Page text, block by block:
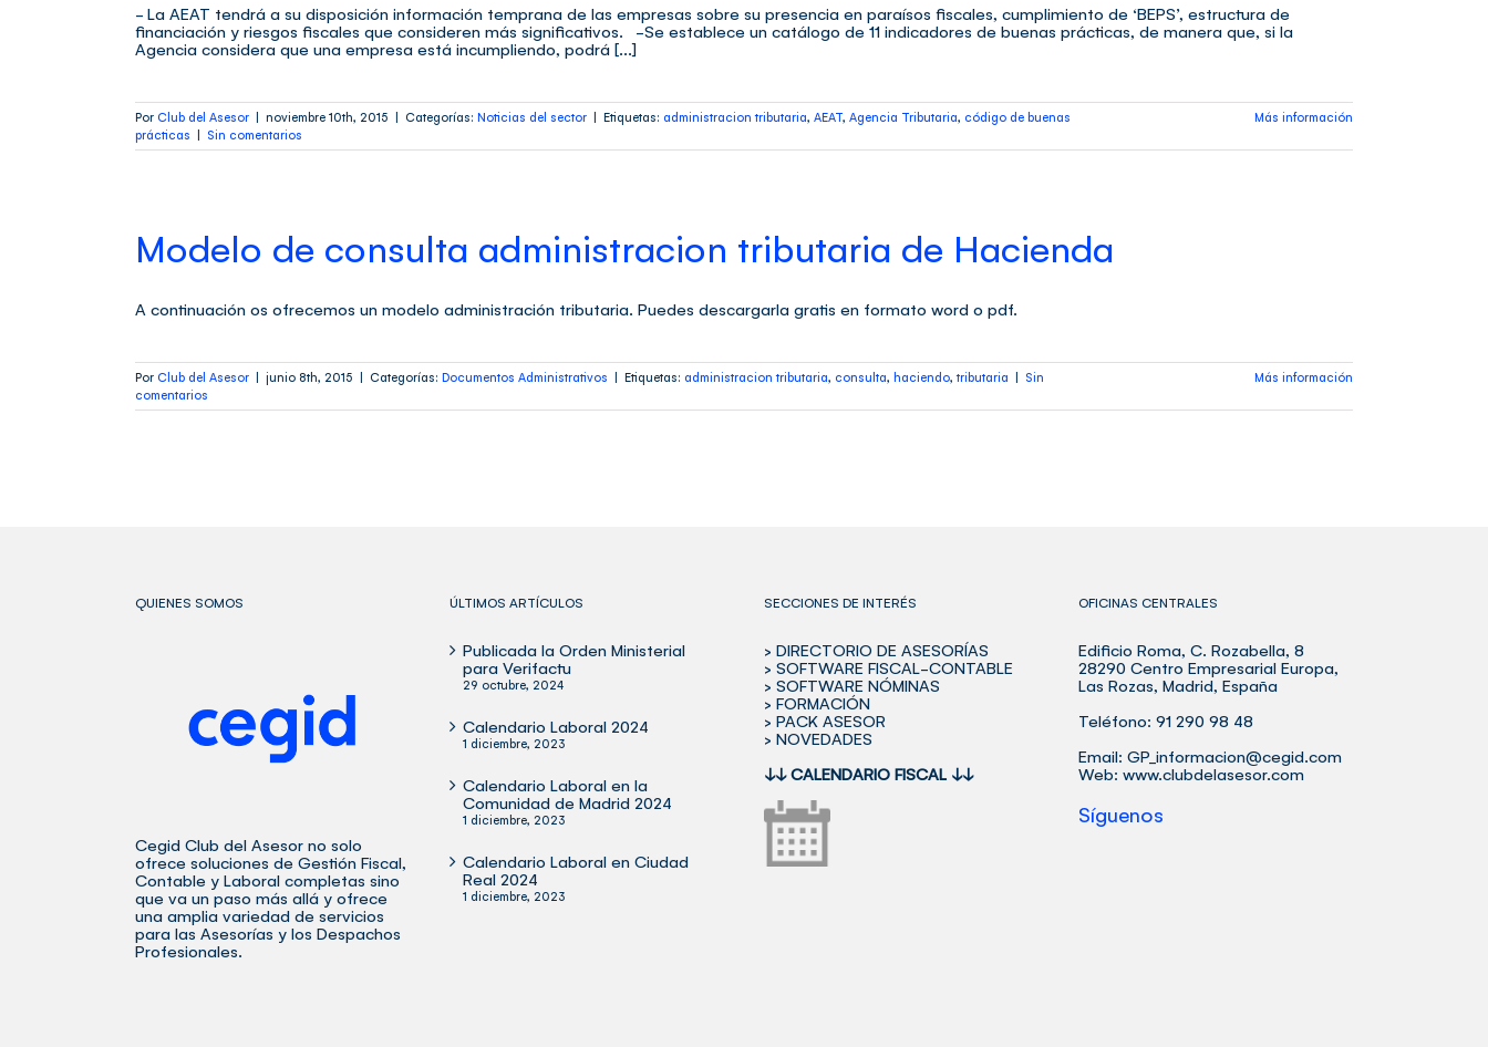
- La AEAT tendrá a su disposición información temprana de las empresas sobre su presencia en paraísos fiscales, cumplimiento de ‘BEPS’, estructura de
financiación y riesgos fiscales que consideren más significativos. -Se establece un catálogo de 11 indicadores de buenas prácticas, de manera que, si la
Agencia considera que una empresa está incumpliendo, podrá [...]
Por Club del Asesor | noviembre 10th, 2015 | Categorías: Noticias del sector | Etiquetas: administracion tributaria, AEAT, Agencia Tributaria, código de buenas
prácticas | Sin comentarios
Más información
Modelo de consulta administracion tributaria de Hacienda
A continuación os ofrecemos un modelo administración tributaria. Puedes descargarla gratis en formato word o pdf.
Por Club del Asesor | junio 8th, 2015 | Categorías: Documentos Administrativos | Etiquetas: administracion tributaria, consulta, haciendo,tributaria | Sin
comentarios
Más información
QUIENES SOMOS
Cegid Club del Asesor no solo
ofrece soluciones de Gestión Fiscal,
Contable y Laboral completas sino
que va un paso más allá y ofrece
una amplia variedad de servicios
para las Asesorías y los Despachos
Profesionales.
ÚLTIMOS ARTÍCULOS
Publicada la Orden Ministerial
para Verifactu
29 octubre, 2024
Calendario Laboral 2024
1 diciembre, 2023
Calendario Laboral en la
Comunidad de Madrid 2024
1 diciembre, 2023
Calendario Laboral en Ciudad
Real 2024
1 diciembre, 2023
SECCIONES DE INTERÉS
> DIRECTORIO DE ASESORÍAS
> SOFTWARE FISCAL-CONTABLE
> SOFTWARE NÓMINAS
> FORMACIÓN
> PACK ASESOR
> NOVEDADES
↓↓ CALENDARIO FISCAL ↓↓
OFICINAS CENTRALES
Edificio Roma, C. Rozabella, 8
28290 Centro Empresarial Europa,
Las Rozas, Madrid, España
Teléfono: 91 290 98 48
Email: GP_informacion@cegid.com
Web: www.clubdelasesor.com
Síguenos